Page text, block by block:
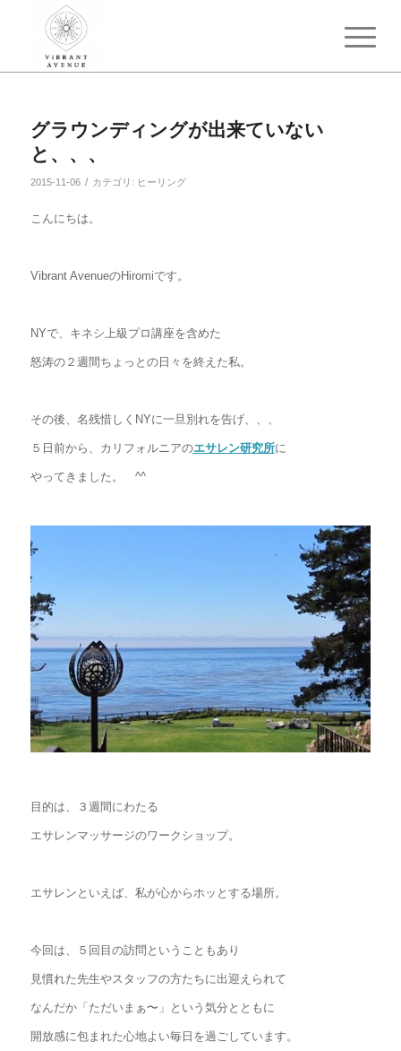
グラウンディングが出来ていない
と、、、
2015-11-06 / カテゴリ: ヒーリング
こんにちは。
Vibrant AvenueのHiromiです。
NYで、キネシ上級プロ講座を含めた
怒涛の２週間ちょっとの日々を終えた私。
その後、名残惜しくNYに一旦別れを告げ、、、
５日前から、カリフォルニアのエサレン研究所に
やってきました。 ^^
目的は、３週間にわたる
エサレンマッサージのワークショップ。
エサレンといえば、私が心からホッとする場所。
今回は、５回目の訪問ということもあり
見慣れた先生やスタッフの方たちに出迎えられて
なんだか「ただいまぁ〜」という気分とともに
開放感に包まれた心地よい毎日を過ごしています。